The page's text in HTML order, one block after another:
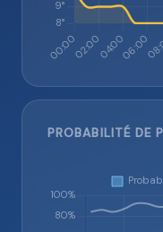
PROBABILITÉ DE